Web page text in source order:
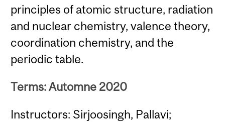
principles of atomic structure, radiation
and nuclear chemistry, valence theory,
coordination chemistry, and the
periodic table.
Terms: Automne 2020
Instructors: Sirjoosingh, Pallavi;